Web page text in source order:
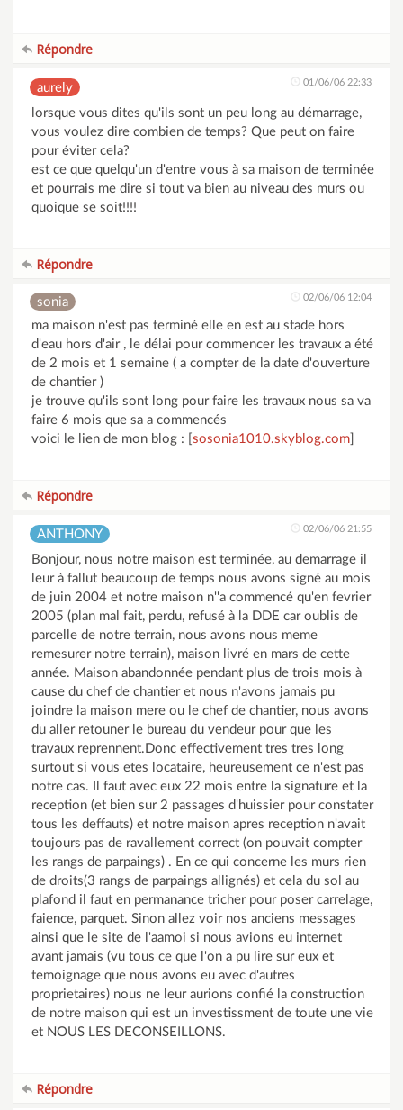
Répondre
aurely 01/06/06 22:33
lorsque vous dites qu'ils sont un peu long au démarrage,
vous voulez dire combien de temps? Que peut on faire
pour éviter cela?
est ce que quelqu'un d'entre vous à sa maison de terminée
et pourrais me dire si tout va bien au niveau des murs ou
quoique se soit!!!!
Répondre
sonia 02/06/06 12:04
ma maison n'est pas terminé elle en est au stade hors
d'eau hors d'air , le délai pour commencer les travaux a été
de 2 mois et 1 semaine ( a compter de la date d'ouverture
de chantier )
je trouve qu'ils sont long pour faire les travaux nous sa va
faire 6 mois que sa a commencés
voici le lien de mon blog : [ sosonia1010.skyblog.com
Répondre
ANTHONY 02/06/06 21:55
Bonjour, nous notre maison est terminée, au demarrage il
leur à fallut beaucoup de temps nous avons signé au mois
de juin 2004 et notre maison n''a commencé qu'en fevrier
2005 (plan mal fait, perdu, refusé à la DDE car oublis de
parcelle de notre terrain, nous avons nous meme
remesurer notre terrain), maison livré en mars de cette
année. Maison abandonnée pendant plus de trois mois à
cause du chef de chantier et nous n'avons jamais pu
joindre la maison mere ou le chef de chantier, nous avons
du aller retouner le bureau du vendeur pour que les
travaux reprennent.Donc effectivement tres tres long
surtout si vous etes locataire, heureusement ce n'est pas
notre cas. Il faut avec eux 22 mois entre la signature et la
reception (et bien sur 2 passages d'huissier pour constater
tous les deffauts) et notre maison apres reception n'avait
toujours pas de ravallement correct (on pouvait compter
les rangs de parpaings) . En ce qui concerne les murs rien
de droits(3 rangs de parpaings allignés) et cela du sol au
plafond il faut en permanance tricher pour poser carrelage,
faience, parquet. Sinon allez voir nos anciens messages
ainsi que le site de l'aamoi si nous avions eu internet
avant jamais (vu tous ce que l'on a pu lire sur eux et
temoignage que nous avons eu avec d'autres
proprietaires) nous ne leur aurions confié la construction
de notre maison qui est un investissment de toute une vie
et NOUS LES DECONSEILLONS.
Répondre